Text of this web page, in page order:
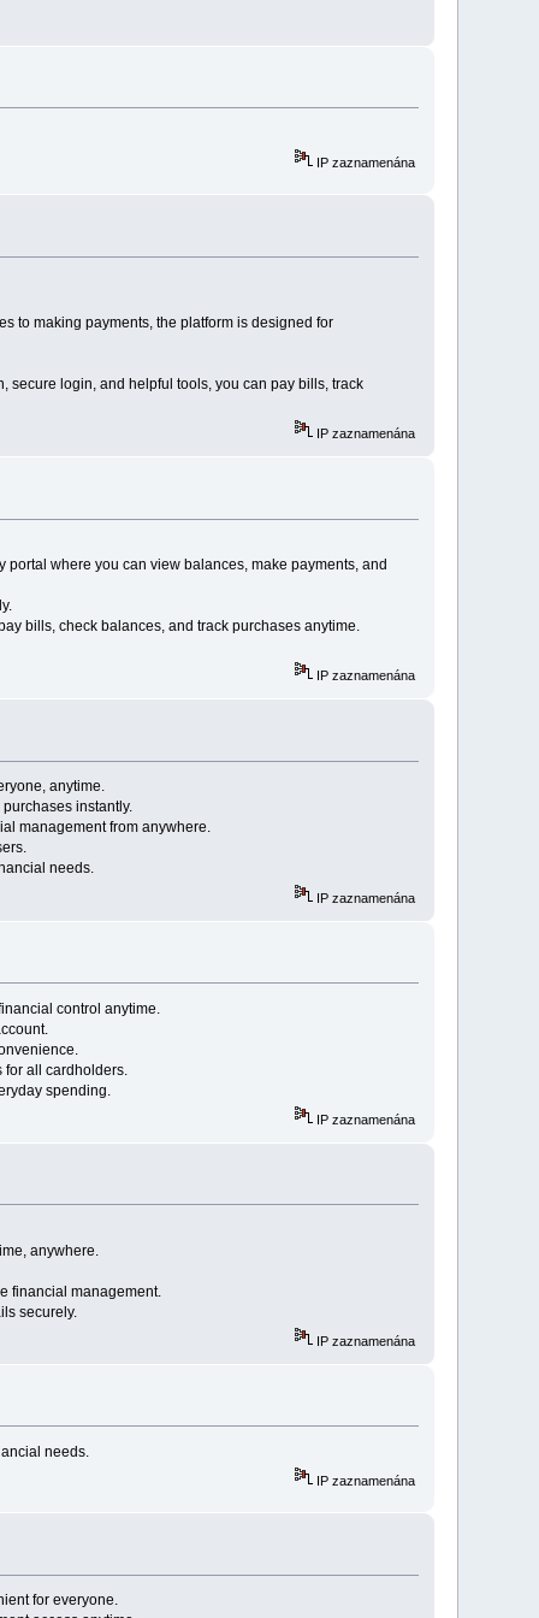
IP zaznamenána
to making payments, the platform is designed for
login, and helpful tools, you can pay bills, track
IP zaznamenána
where you can view balances, make payments, and
bills, check balances, and track purchases anytime.
IP zaznamenána
anytime.
instantly.
management from anywhere.
needs.
IP zaznamenána
control anytime.
all cardholders.
spending.
IP zaznamenána
anywhere.
financial management.
securely.
IP zaznamenána
needs.
IP zaznamenána
for everyone.